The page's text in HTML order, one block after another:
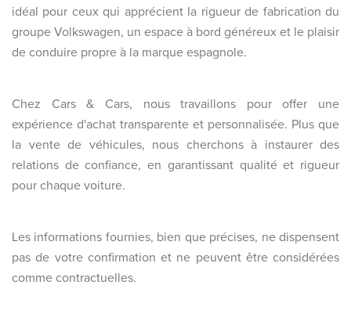
idéal pour ceux qui apprécient la rigueur de fabrication du
groupe Volkswagen, un espace à bord généreux et le plaisir
de conduire propre à la marque espagnole.
Chez Cars & Cars, nous travaillons pour offer une
expérience d'achat transparente et personnalisée. Plus que
la vente de véhicules, nous cherchons à instaurer des
relations de confiance, en garantissant qualité et rigueur
pour chaque voiture.
Les informations fournies, bien que précises, ne dispensent
pas de votre confirmation et ne peuvent être considérées
comme contractuelles.